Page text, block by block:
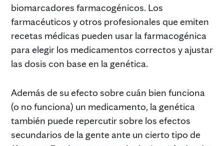
biomarcadores farmacogénicos. Los
farmacéuticos y otros profesionales que emiten
recetas médicas pueden usar la farmacogénica
para elegir los medicamentos correctos y ajustar
las dosis con base en la genética.
Además de su efecto sobre cuán bien funciona
(o no funciona) un medicamento, la genética
también puede repercutir sobre los efectos
secundarios de la gente ante un cierto tipo de